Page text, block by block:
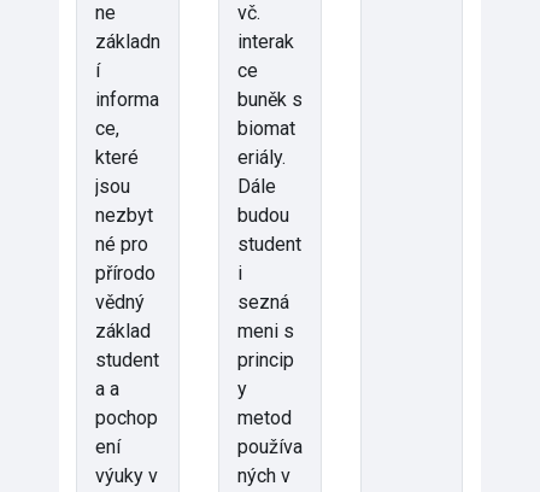
ne
základn
í
informa
ce,
které
jsou
nezbyt
né pro
přírodo
vědný
základ
student
a a
pochop
ení
výuky v
vč.
interak
ce
buněk s
biomat
eriály.
Dále
budou
student
i
sezná
meni s
princip
y
metod
používa
ných v